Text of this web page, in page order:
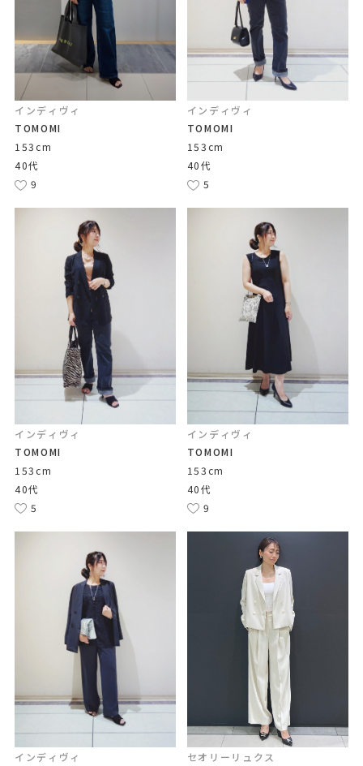
インディヴィ
TOMOMI
153cm
40代
9
インディヴィ
TOMOMI
153cm
40代
5
インディヴィ
TOMOMI
153cm
40代
5
インディヴィ
TOMOMI
153cm
40代
9
インディヴィ
セオリーリュクス